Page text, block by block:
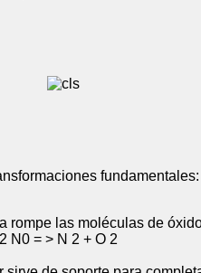
fundamentales:
las moléculas de
N0 = > N 2 + O 2